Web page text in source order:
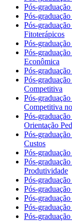
Pós-
Pós-
Pós-
Fitoterápicos
Pós-
Pós-
Econômica
Pós-
Pós-
Competitiva
Pós-
Competitiva
Pós-
Orientação
Pós-
Custos
Pós-
Pós-
Produtividade
Pós-
Pós-
Pós-
Pós-
Pós-